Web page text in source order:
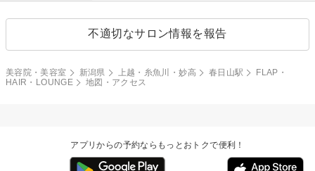
不適切なサロン情報を報告
美容院・美容室 新潟県 上越・糸魚川・妙高 春日山駅
FLAP・
HAIR・LOUNGE
地図・アクセス
アプリからの予約ならもっとおトクで便利！